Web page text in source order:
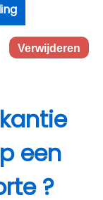
Verwijderen
een
?